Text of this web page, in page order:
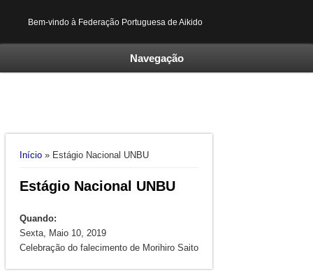
Bem-vindo à Federação Portuguesa de Aikido
Navegação
Está aqui
Início» Estágio Nacional UNBU
Estágio Nacional UNBU
Quando:
Sexta, Maio 10, 2019
Celebração do falecimento de Morihiro Saito